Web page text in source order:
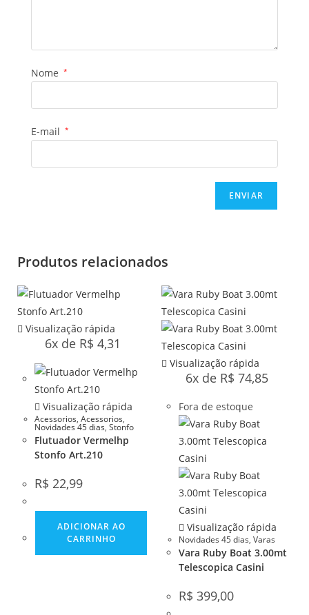
Nome *
E-mail *
Produtos relacionados
Visualização rápida
6x de R$ 4,31
Visualização rápida
Acessorios, Acessorios,
Novidades 45 dias, Stonfo
Flutuador Vermelhp
Stonfo Art.210
R$ 22,99
ADICIONAR AO
CARRINHO
Visualização rápida
6x de R$ 74,85
Fora de estoque
Visualização rápida
Novidades 45 dias, Varas
Vara Ruby Boat 3.00mt
Telescopica Casini
R$ 399,00